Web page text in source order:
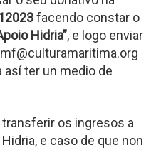
facendo constar o
Hidria”, e logo enviar
ter un medio de
os ingresos a
e caso de que non